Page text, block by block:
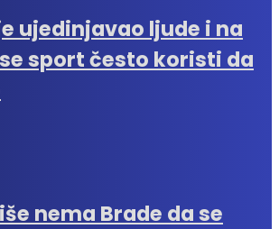
ujedinjavao ljude i na
sport često koristi da
nema Brade da se